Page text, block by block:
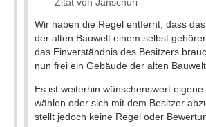
Wir haben die Regel entfernt, dass
der alten Bauwelt einem selbst
das Einverständnis des Besitzers
nun frei ein Gebäude der alten
Es ist weiterhin wünschenswert
wählen oder sich mit dem Besitzer
stellt jedoch keine Regel oder